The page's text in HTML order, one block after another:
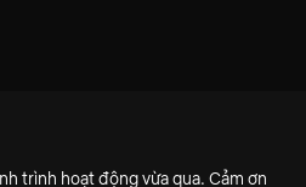
trình hoạt động vừa qua. Cảm ơn